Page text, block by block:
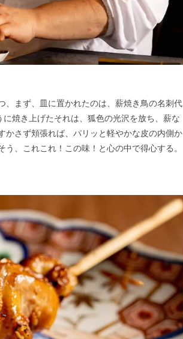
、まず、皿に置かれたのは、薪焼き鳥の名刺代
焼き上げたそれは、狐色の光沢を放ち、薪な
かさず頬張れば、パリッと軽やかな皮の内側か
、これこれ！この味！と心の中で得心する。